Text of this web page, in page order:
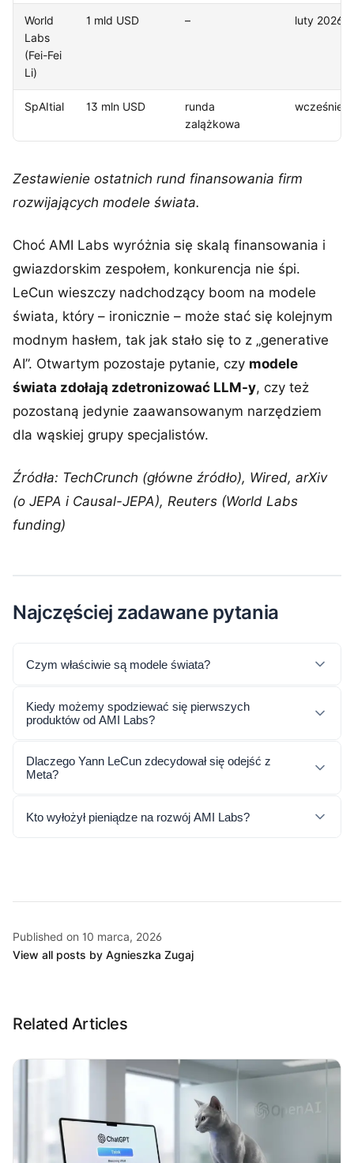
World
Labs
(Fei-Fei
Li)
1 mld USD – luty 2026
SpAItial 13 mln USD
runda
zalążkowa
wcześniej
Zestawienie ostatnich rund finansowania firm
rozwijających modele świata.
Choć AMI Labs wyróżnia się skalą finansowania i
gwiazdorskim zespołem, konkurencja nie śpi.
LeCun wieszczy nadchodzący boom na modele
świata, który – ironicznie – może stać się kolejnym
modnym hasłem, tak jak stało się to z „generative
AI”. Otwartym pozostaje pytanie, czy modele
świata zdołają zdetronizować LLM-y, czy też
pozostaną jedynie zaawansowanym narzędziem
dla wąskiej grupy specjalistów.
Źródła: TechCrunch (główne źródło), Wired, arXiv
(o JEPA i Causal-JEPA), Reuters (World Labs
funding)
Najczęściej zadawane pytania
Czym właściwie są modele świata?
Kiedy możemy spodziewać się pierwszych
produktów od AMI Labs?
Dlaczego Yann LeCun zdecydował się odejść z
Meta?
Kto wyłożył pieniądze na rozwój AMI Labs?
Published on 10 marca, 2026
View all posts by Agnieszka Zugaj
Related Articles